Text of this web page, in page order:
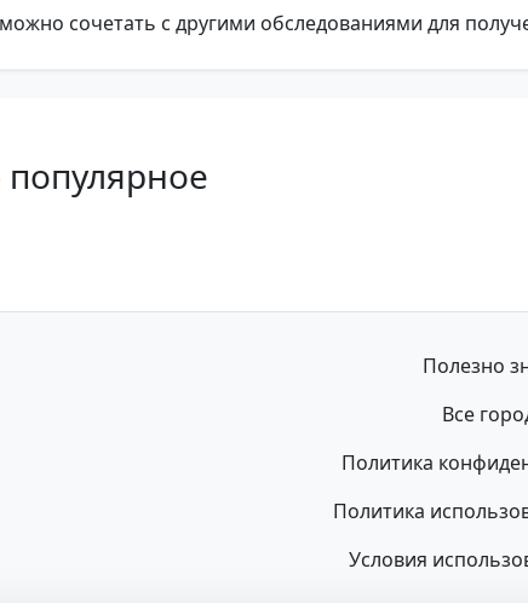
сочетать с другими обследованиями для
Полезно
Все
Политика
Политика
Условия